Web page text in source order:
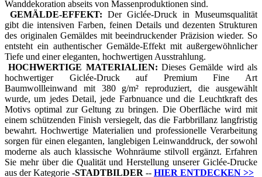
Wanddekoration abseits von Massenproduktionen sind.
GEMÄLDE-EFFEKT: Der Giclée-Druck in Museumsqualität
gibt die intensiven Farben, feinen Details und dezenten Strukturen
des originalen Gemäldes mit beeindruckender Präzision wieder. So
entsteht ein authentischer Gemälde-Effekt mit außergewöhnlicher
Tiefe und einer eleganten, hochwertigen Ausstrahlung.
HOCHWERTIGE MATERIALIEN: Dieses Gemälde wird als
hochwertiger Giclée-Druck auf Premium Fine Art
Baumwollleinwand mit 380 g/m² reproduziert, die ausgewählt
wurde, um jedes Detail, jede Farbnuance und die Leuchtkraft des
Motivs optimal zur Geltung zu bringen. Die Oberfläche wird mit
einem schützenden Finish versiegelt, das die Farbbrillanz langfristig
bewahrt. Hochwertige Materialien und professionelle Verarbeitung
sorgen für einen eleganten, langlebigen Leinwanddruck, der sowohl
moderne als auch klassische Wohnräume stilvoll ergänzt. Erfahren
Sie mehr über die Qualität und Herstellung unserer Giclée-Drucke
aus der Kategorie -STADTBILDER -- HIER ENTDECKEN >>